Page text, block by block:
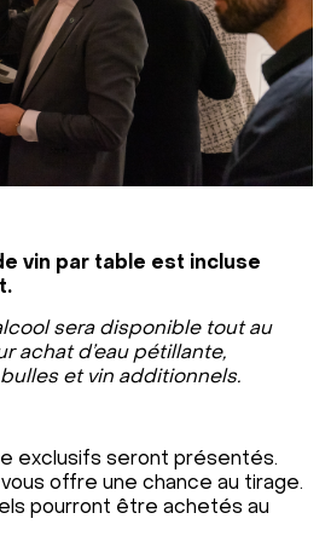
vin par table est incluse
sera disponible tout au
achat d’eau pétillante,
et vin additionnels.
exclusifs seront présentés.
offre une chance au tirage.
pourront être achetés au